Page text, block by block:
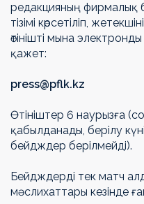
редакцияның фирмалық
тізімі көрсетіліп,
өтінішті мына
қажет:
press@pflk.kz
Өтініштер 6 наурызға
қабылданады, берілу
бейдждер берілмейді).
Бейдждерді тек матч
мәслихаттары кезінде